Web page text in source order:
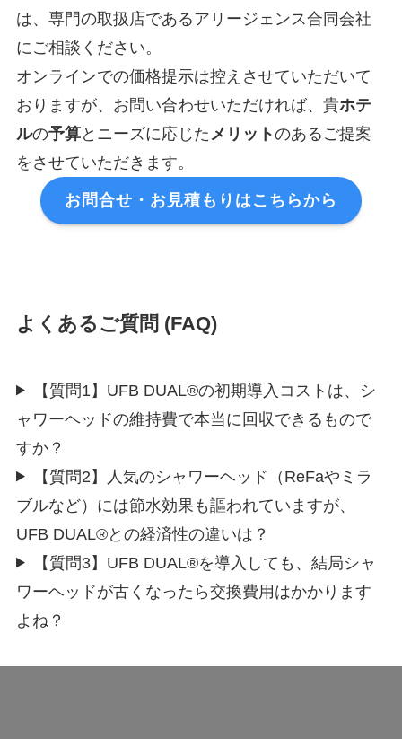
は、専門の取扱店であるアリージェンス合同会社
にご相談ください。
オンラインでの価格提示は控えさせていただいて
おりますが、お問い合わせいただければ、貴ホテ
ルの予算とニーズに応じた メリットのあるご提案
をさせていただきます。
お問合せ・お見積もりはこちらから
よくあるご質問 (FAQ)
【質問1】UFB DUAL®の初期導入コストは、シ
ャワーヘッドの維持費で本当に回収できるもので
すか？
【質問2】人気のシャワーヘッド（ReFaやミラ
ブルなど）には節水効果も謳われていますが、
UFB DUAL®との経済性の違いは？
【質問3】UFB DUAL®を導入しても、結局シャ
ワーヘッドが古くなったら交換費用はかかります
よね？